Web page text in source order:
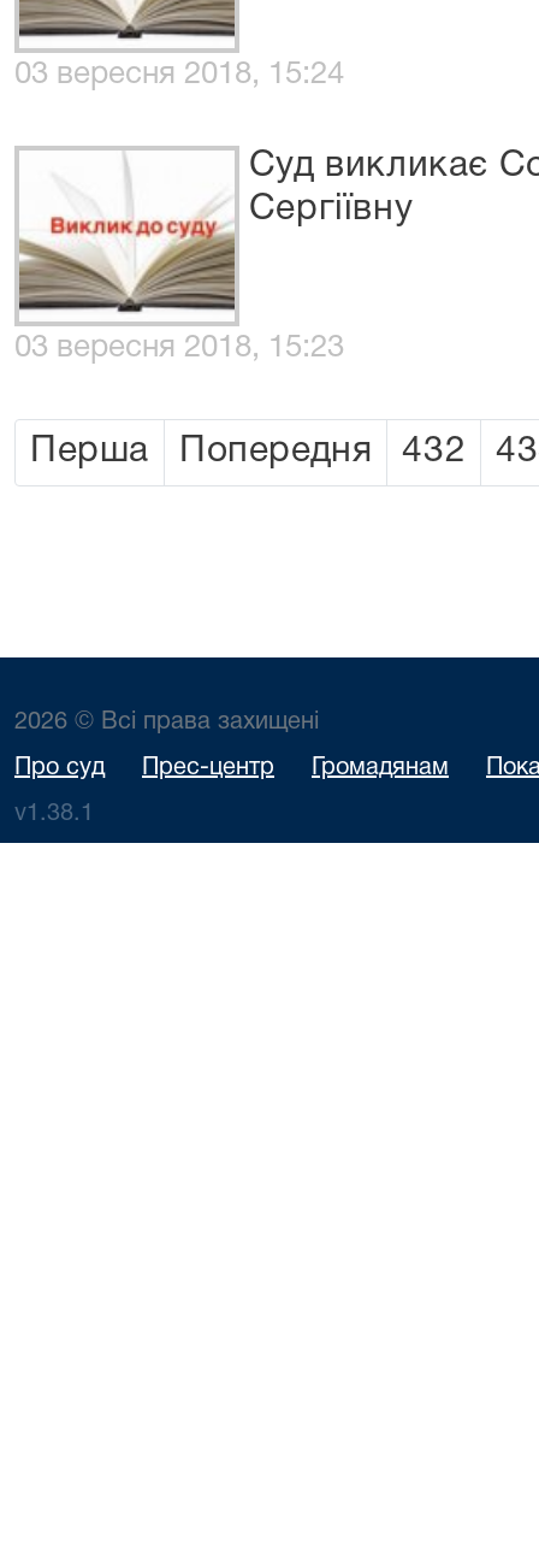
03 вересня 2018, 15:24
Суд викликає
Сергіївну
03 вересня 2018, 15:23
Перша Попередня 432
2026 © Всі права захищені
Про суд Прес-центр Громадянам
v1.38.1